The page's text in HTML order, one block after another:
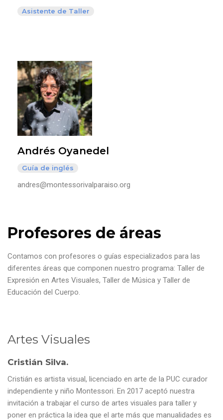
Asistente de Taller
Andrés Oyanedel
Guía de inglés
andres@montessorivalparaiso.org
Profesores de áreas
Contamos con profesores o guías especializados para las
diferentes áreas que componen nuestro programa: Taller de
Expresión en Artes Visuales, Taller de Música y Taller de
Educación del Cuerpo.
Artes Visuales
Cristián Silva.
Cristián es artista visual, licenciado en arte de la PUC curador
independiente y niño Montessori. En 2017 aceptó nuestra
invitación a trabajar el curso de artes visuales para taller y
poner en práctica la idea que el arte más que manualidades es